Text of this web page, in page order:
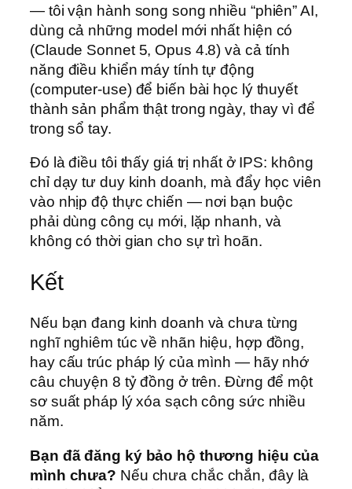
— tôi vận hành song song nhiều “phiên” AI,
dùng cả những model mới nhất hiện có
(Claude Sonnet 5, Opus 4.8) và cả tính
năng điều khiển máy tính tự động
(computer-use) để biến bài học lý thuyết
thành sản phẩm thật trong ngày, thay vì để
trong sổ tay.
Đó là điều tôi thấy giá trị nhất ở IPS: không
chỉ dạy tư duy kinh doanh, mà đẩy học viên
vào nhịp độ thực chiến — nơi bạn buộc
phải dùng công cụ mới, lặp nhanh, và
không có thời gian cho sự trì hoãn.
Kết
Nếu bạn đang kinh doanh và chưa từng
nghĩ nghiêm túc về nhãn hiệu, hợp đồng,
hay cấu trúc pháp lý của mình — hãy nhớ
câu chuyện 8 tỷ đồng ở trên. Đừng để một
sơ suất pháp lý xóa sạch công sức nhiều
năm.
Bạn đã đăng ký bảo hộ thương hiệu của
mình chưa? Nếu chưa chắc chắn, đây là